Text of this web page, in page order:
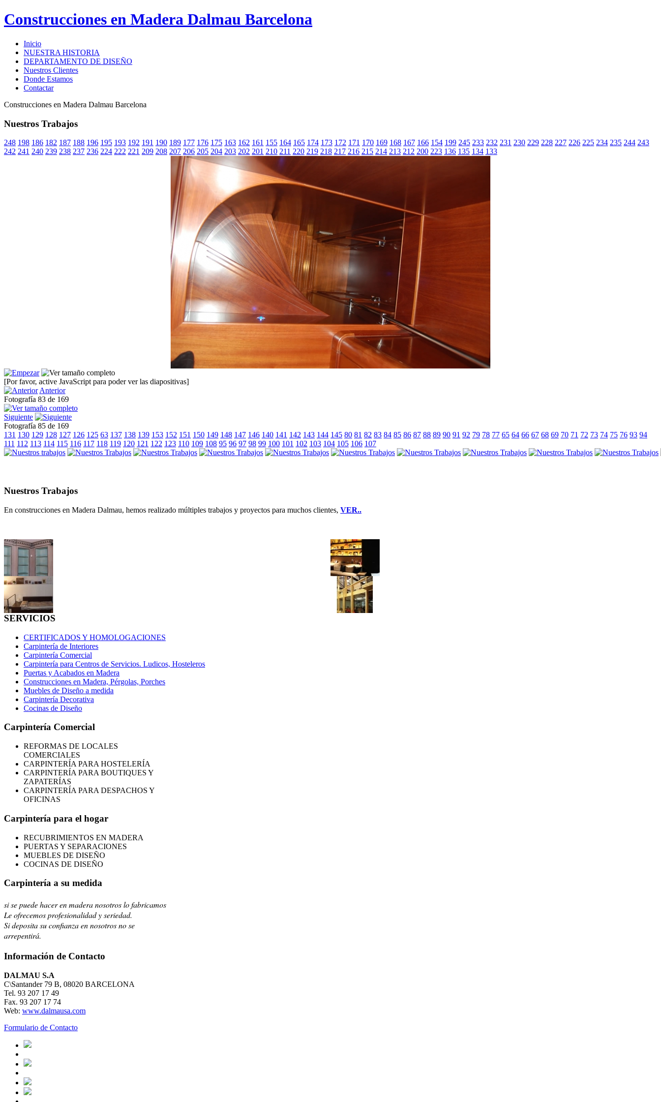
Construcciones en Madera Dalmau Barcelona
Inicio
NUESTRA HISTORIA
DEPARTAMENTO DE DISEÑO
Nuestros Clientes
Donde Estamos
Contactar
Construcciones en Madera Dalmau Barcelona
Nuestros Trabajos
248 198 186 182 187 188 196 195 193 192 191 190 189 177 176 175 163 162 161 155 164 165 174 173 172 171 170 169 168 167 166 154 199 245 233 232 231 230 229 228 227 226 225 234 235 244 243
242 241 240 239 238 237 236 224 222 221 209 208 207 206 205 204 203 202 201 210 211 220 219 218 217 216 215 214 213 212 200 223 136 135 134 133
[Por favor, active JavaScript para poder ver las diapositivas]
Anterior
Fotografía 83 de 169
Siguiente
Fotografía 85 de 169
131 130 129 128 127 126 125 63 137 138 139 153 152 151 150 149 148 147 146 140 141 142 143 144 145 80 81 82 83 84 85 86 87 88 89 90 91 92 79 78 77 65 64 66 67 68 69 70 71 72 73 74 75 76 93 94
111 112 113 114 115 116 117 118 119 120 121 122 123 110 109 108 95 96 97 98 99 100 101 102 103 104 105 106 107
Nuestros Trabajos
En construcciones en Madera Dalmau, hemos realizado múltiples trabajos y proyectos para muchos clientes, VER..
SERVICIOS
CERTIFICADOS Y HOMOLOGACIONES
Carpintería de Interiores
Carpintería Comercial
Carpintería para Centros de Servicios. Ludicos, Hosteleros
Puertas y Acabados en Madera
Construcciones en Madera, Pérgolas, Porches
Muebles de Diseño a medida
Carpintería Decorativa
Cocinas de Diseño
Carpintería Comercial
REFORMAS DE LOCALES
COMERCIALES
CARPINTERÍA PARA HOSTELERÍA
CARPINTERÍA PARA BOUTIQUES Y
ZAPATERÍAS
CARPINTERÍA PARA DESPACHOS Y
OFICINAS
Carpintería para el hogar
RECUBRIMIENTOS EN MADERA
PUERTAS Y SEPARACIONES
MUEBLES DE DISEÑO
COCINAS DE DISEÑO
Carpintería a su medida
si se puede hacer en madera nosotros lo fabricamos
Le ofrecemos profesionalidad y seriedad.
Si deposita su confianza en nosotros no se
arrepentirá.
Información de Contacto
DALMAU S.A
C\Santander 79 B, 08020 BARCELONA
Tel. 93 207 17 49
Fax. 93 207 17 74
Web: www.dalmausa.com
Formulario de Contacto